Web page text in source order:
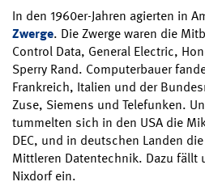
In den 1960er-Jahren agierten in
Zwerge. Die Zwerge waren die
Control Data, General Electric,
Sperry Rand. Computerbauer
Frankreich, Italien und der
Zuse, Siemens und Telefunken.
tummelten sich in den USA die
DEC, und in deutschen Landen
Mittleren Datentechnik. Dazu fällt
Nixdorf ein.